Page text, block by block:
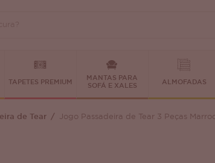
TAPETES PREMIUM
MANTAS PARA
SOFÁ E XALES
ALMOFADAS
de Tear Jogo Passadeira de Tear 3 Peças